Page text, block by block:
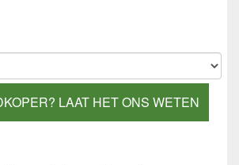
LAAT HET ONS WETEN